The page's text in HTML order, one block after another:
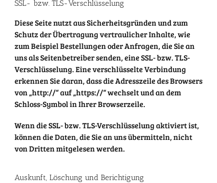
SSL- bzw. TLS-Verschlüsselung
Diese Seite nutzt aus Sicherheitsgründen und zum
Schutz der Übertragung vertraulicher Inhalte, wie
zum Beispiel Bestellungen oder Anfragen, die Sie an
uns als Seitenbetreiber senden, eine SSL- bzw. TLS-
Verschlüsselung. Eine verschlüsselte Verbindung
erkennen Sie daran, dass die Adresszeile des Browsers
von „http://“ auf „https://“ wechselt und an dem
Schloss-Symbol in Ihrer Browserzeile.
Wenn die SSL- bzw. TLS-Verschlüsselung aktiviert ist,
können die Daten, die Sie an uns übermitteln, nicht
von Dritten mitgelesen werden.
Auskunft, Löschung und Berichtigung